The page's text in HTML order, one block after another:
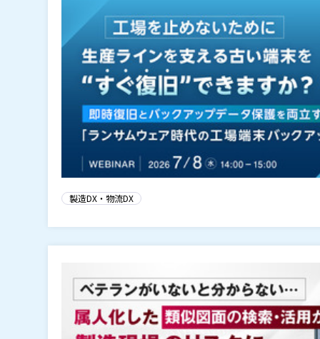
製造DX・物流DX